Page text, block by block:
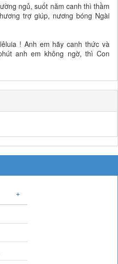
ngủ, suốt năm canh thì thầm
trợ giúp, nương bóng Ngài
! Anh em hãy canh thức và
anh em không ngờ, thì Con
+